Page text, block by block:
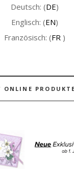
Deutsch: (DE)
Englisch: (EN)
Französisch: (FR )
ONLINE